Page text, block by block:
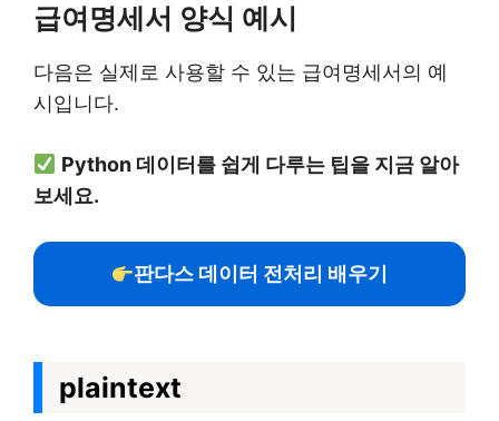
급여명세서 양식 예시
다음은 실제로 사용할 수 있는 급여명세서의 예
시입니다.
Python 데이터를 쉽게 다루는 팁을 지금 알아
보세요.
판다스 데이터 전처리 배우기
plaintext